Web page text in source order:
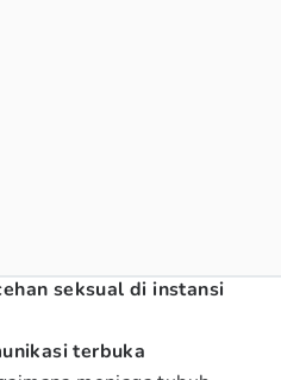
seksual di instansi
terbuka